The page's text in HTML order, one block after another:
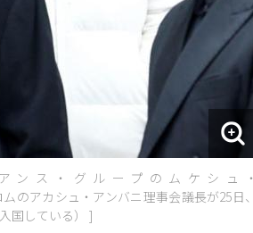
ス・グループのムケシュ・
のアカシュ・アンバニ理事会議長が25日、
国している） ]